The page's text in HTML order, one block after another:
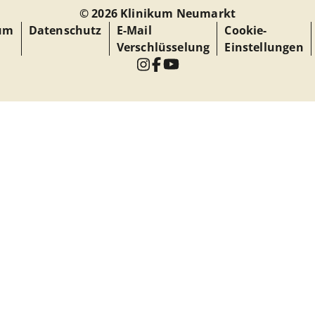
© 2026 Klinikum Neumarkt
Datenschutz
E-Mail
Verschlüsselung
Cookie-
Einstellungen